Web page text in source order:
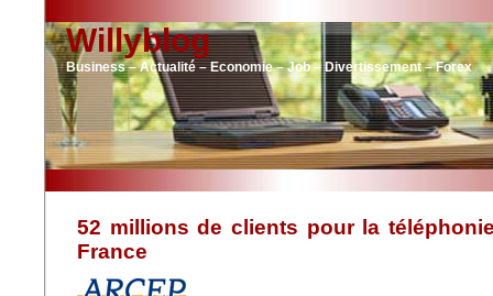
Willyblog
Business – Actualité – Economie – Job – Divertissement – Forex
52 millions de clients pour la
France